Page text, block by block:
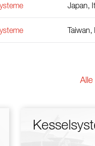
Japan,
Taiwan,
Alle